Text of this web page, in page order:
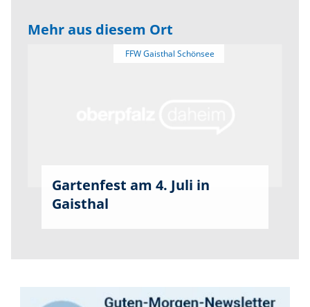
Mehr aus diesem Ort
Gartenfest am 4. Juli in
Gaisthal